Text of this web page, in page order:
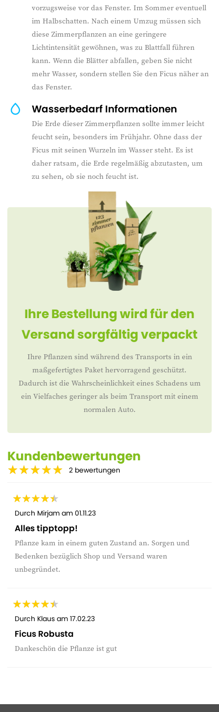
vorzugsweise vor das Fenster. Im Sommer eventuell
im Halbschatten. Nach einem Umzug müssen sich
diese Zimmerpflanzen an eine geringere
Lichtintensität gewöhnen, was zu Blattfall führen
kann. Wenn die Blätter abfallen, geben Sie nicht
mehr Wasser, sondern stellen Sie den Ficus näher an
das Fenster.
Wasserbedarf Informationen
Die Erde dieser Zimmerpflanzen sollte immer leicht
feucht sein, besonders im Frühjahr. Ohne dass der
Ficus mit seinen Wurzeln im Wasser steht. Es ist
daher ratsam, die Erde regelmäßig abzutasten, um
zu sehen, ob sie noch feucht ist.
Ihre Bestellung wird für den
Versand sorgfältig verpackt
Ihre Pflanzen sind während des Transports in ein
maßgefertigtes Paket hervorragend geschützt.
Dadurch ist die Wahrscheinlichkeit eines Schadens um
ein Vielfaches geringer als beim Transport mit einem
normalen Auto.
Kundenbewertungen
2 bewertungen
Durch Mirjam am 01.11.23
Alles tipptopp!
Pflanze kam in einem guten Zustand an. Sorgen und
Bedenken bezüglich Shop und Versand waren
unbegründet.
Durch Klaus am 17.02.23
Ficus Robusta
Dankeschön die Pflanze ist gut